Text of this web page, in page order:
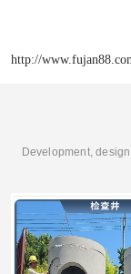
http://
Development,